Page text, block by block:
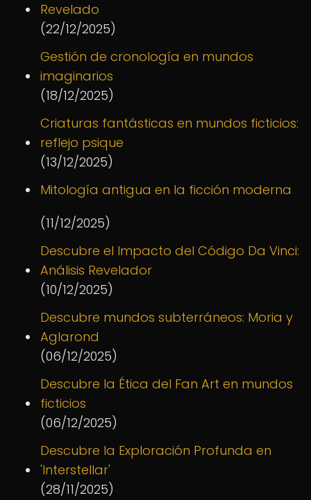
Revelado
(22/12/2025)
Gestión de cronología en mundos
imaginarios
(18/12/2025)
Criaturas fantásticas en mundos ficticios:
reflejo psique
(13/12/2025)
Mitología antigua en la ficción moderna
(11/12/2025)
Descubre el Impacto del Código Da Vinci:
Análisis Revelador
(10/12/2025)
Descubre mundos subterráneos: Moria y
Aglarond
(06/12/2025)
Descubre la Ética del Fan Art en mundos
ficticios
(06/12/2025)
Descubre la Exploración Profunda en
'Interstellar'
(28/11/2025)